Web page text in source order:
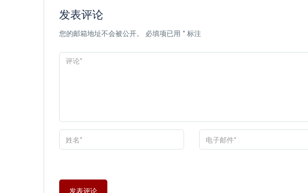
发表评论
您的邮箱地址不会被公开。 必填项已用 * 标注